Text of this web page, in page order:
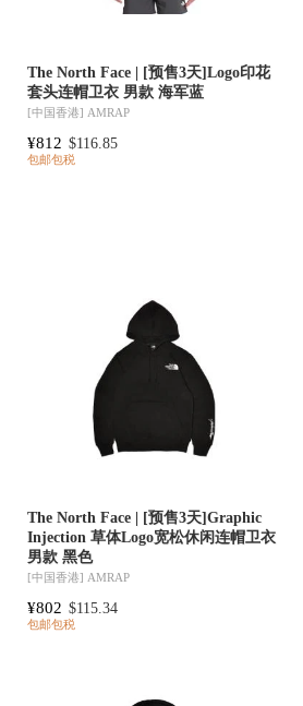
The North Face | [预售3天]Logo印花
套头连帽卫衣 男款 海军蓝
[中国香港]AMRAP
¥812 $116.85
包邮包税
The North Face | [预售3天]Graphic
Injection 草体Logo宽松休闲连帽卫衣
男款 黑色
[中国香港]AMRAP
¥802 $115.34
包邮包税